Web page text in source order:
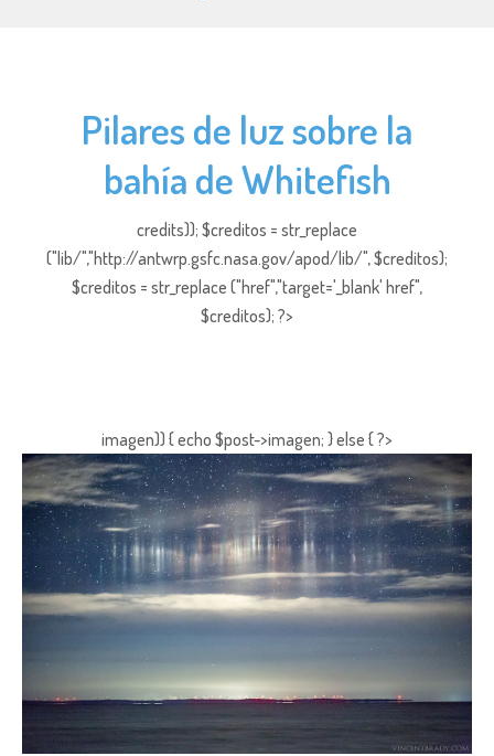
Pilares de luz sobre la
bahía de Whitefish
credits)); $creditos = str_replace
("lib/","http://antwrp.gsfc.nasa.gov/apod/lib/", $creditos);
$creditos = str_replace ("href","target='_blank' href",
$creditos); ?>
imagen)) { echo $post->imagen; } else { ?>